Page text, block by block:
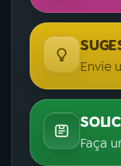
Envie
Faça